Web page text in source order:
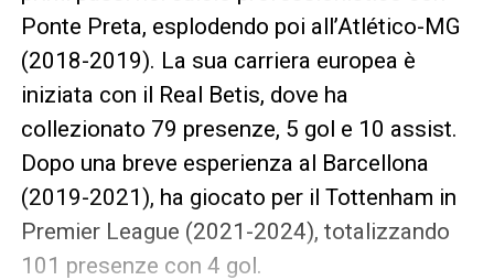
Ponte Preta, esplodendo poi all’Atlético-MG
(2018-2019). La sua carriera europea è
iniziata con il Real Betis, dove ha
collezionato 79 presenze, 5 gol e 10 assist.
Dopo una breve esperienza al Barcellona
(2019-2021), ha giocato per il Tottenham in
Premier League (2021-2024), totalizzando
101 presenze con 4 gol.